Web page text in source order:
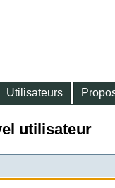
Utilisateurs
utilisateur